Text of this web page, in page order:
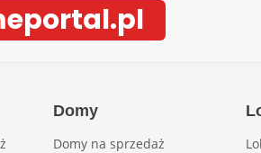
Domy
Domy na sprzedaż